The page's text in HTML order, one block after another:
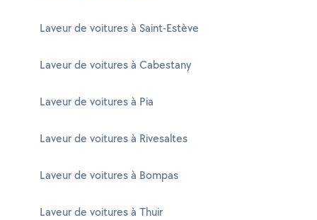
Laveur de voitures à Saint-Estève
Laveur de voitures à Cabestany
Laveur de voitures à Pia
Laveur de voitures à Rivesaltes
Laveur de voitures à Bompas
Laveur de voitures à Thuir